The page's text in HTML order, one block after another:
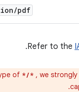
/pdf
Refer to the
of */* , we